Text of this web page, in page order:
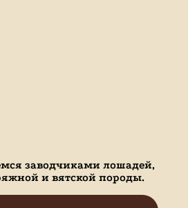
заводчиками лошадей,
и вятской породы.